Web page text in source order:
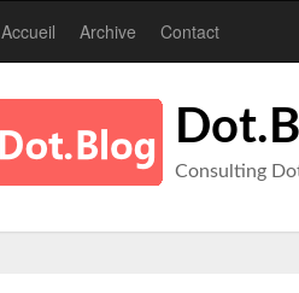
Accueil Archive Contact
Consulting